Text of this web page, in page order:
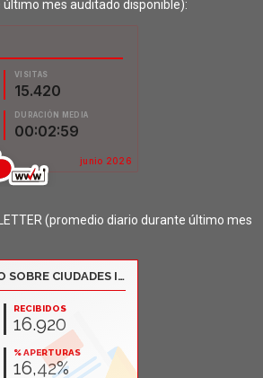
último mes auditado disponible):
(promedio diario durante último mes